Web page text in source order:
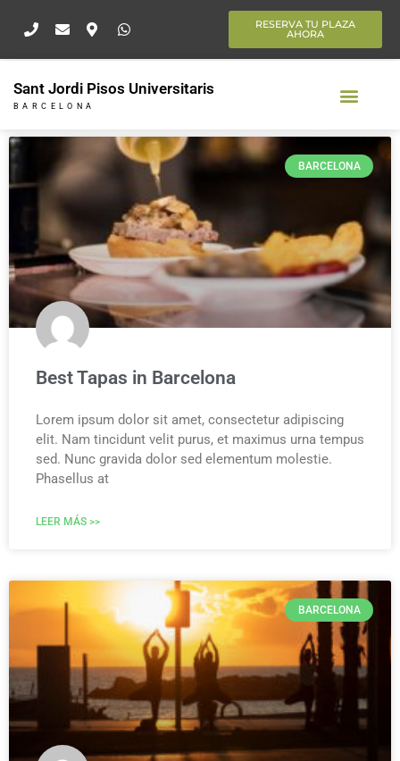
RESERVA TU PLAZA
AHORA
Sant Jordi Pisos Universitaris
BARCELONA
BARCELONA
Best Tapas in Barcelona
Lorem ipsum dolor sit amet, consectetur adipiscing
elit. Nam tincidunt velit purus, et maximus urna tempus
sed. Nunc gravida dolor sed elementum molestie.
Phasellus at
LEER MÁS >>
BARCELONA